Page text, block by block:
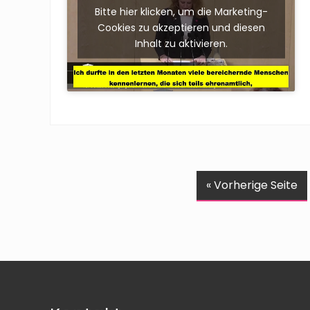
Bitte hier klicken, um die Marketing-
Cookies zu akzeptieren und diesen
Inhalt zu aktivieren.
« Vorherige Seitea
u